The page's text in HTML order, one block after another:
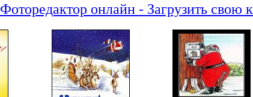
Фоторедактор онлайн - Загрузить свою